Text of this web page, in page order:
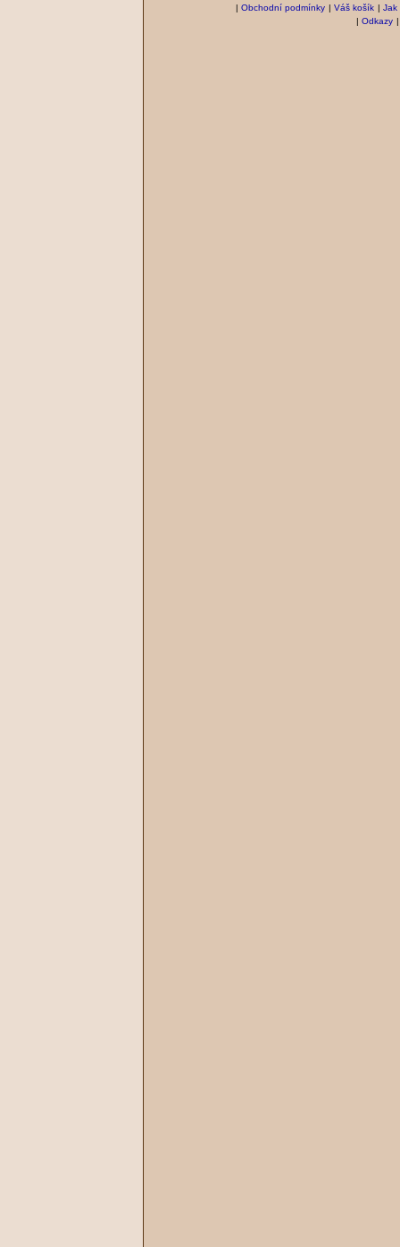
| Obchodní podmínky | Váš košík | Jak
| Odkazy